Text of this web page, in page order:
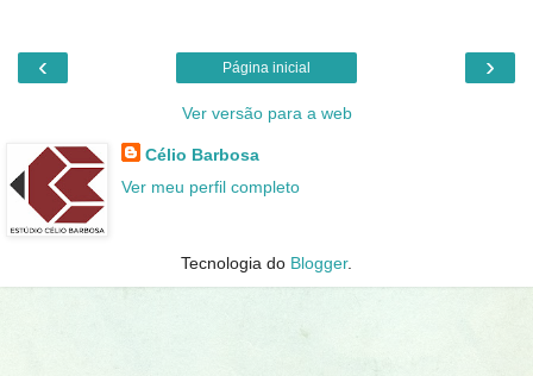
‹ ›
Página inicial
Ver versão para a web
Célio Barbosa
Ver meu perfil completo
Tecnologia do Blogger.